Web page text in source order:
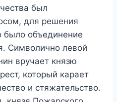
был
для решения
было объединение
Символично левой
вручает князю
который карает
и стяжательство.